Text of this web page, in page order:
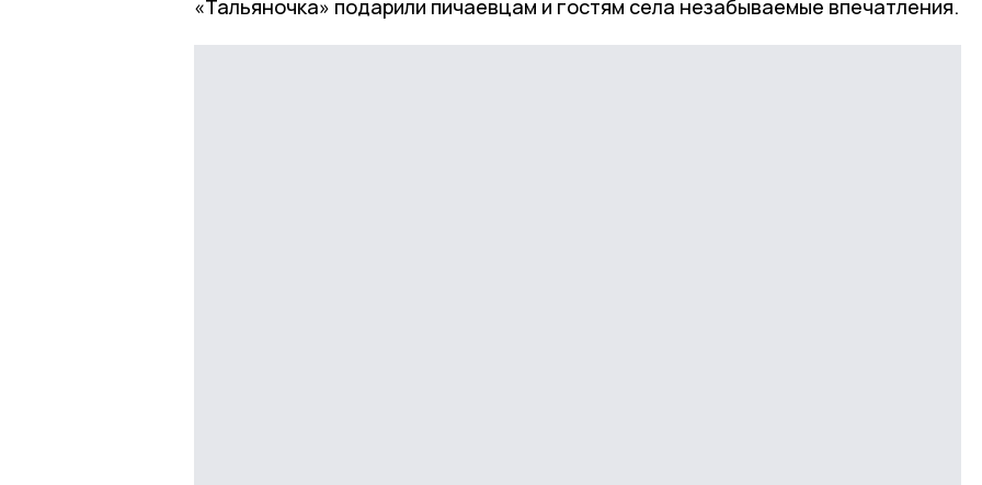
«Тальяночка» подарили пичаевцам и гостям села незабываемые впечатления.